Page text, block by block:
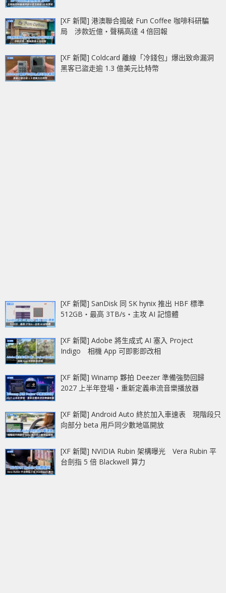
[XF 新聞] 港澳聯合搗破 Fun Coffee 咖啡科研騙
局 涉款近億‧聲稱高達 4 倍回報
[XF 新聞] Coldcard 離線「冷錢包」爆出致命漏洞
黑客已盜走逾 1.3 億美元比特幣
[XF 新聞] SanDisk 同 SK hynix 推出 HBF 標準
512GB‧最高 3TB/s‧主攻 AI 記憶體
[XF 新聞] Adobe 將生成式 AI 塞入 Project
Indigo 相機 App 可即影即改相
[XF 新聞] Winamp 夥拍 Deezer 準備強勢回歸
2027 上半年登場‧重新定義串流音樂播放器
[XF 新聞] Android Auto 終於加入車速表 現階段只
向部分 beta 用戶同少數地區開放
[XF 新聞] NVIDIA Rubin 架構曝光 Vera Rubin 平
台劍指 5 倍 Blackwell 算力